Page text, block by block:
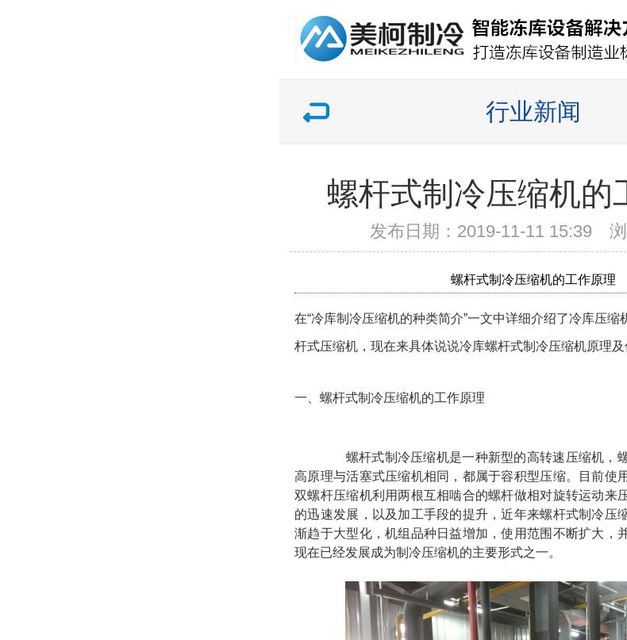
行业新闻
螺杆式制冷压缩机的
发布日期：2019-11-11 15:39 浏
螺杆式制冷压缩机的工作原理
在“冷库制冷压缩机的种类简介”一文中详细介绍了冷库压缩
杆式压缩机，现在来具体说说冷库螺杆式制冷压缩机原理及
一、螺杆式制冷压缩机的工作原理
螺杆式制冷压缩机是一种新型的高转速压缩机，
高原理与活塞式压缩机相同，都属于容积型压缩。目前使
双螺杆压缩机利用两根互相啮合的螺杆做相对旋转运动来
的迅速发展，以及加工手段的提升，近年来螺杆式制冷压
渐趋于大型化，机组品种日益增加，使用范围不断扩大，
现在已经发展成为制冷压缩机的主要形式之一。